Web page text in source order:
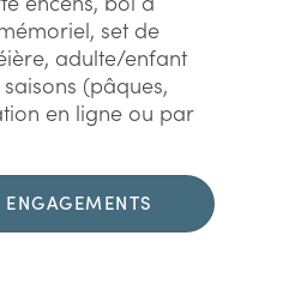
set de
adulte/enfant
(pâques,
en ligne ou par